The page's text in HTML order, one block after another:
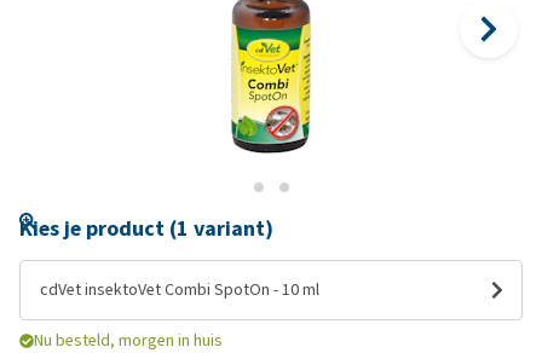
Kies je product (1 variant)
cdVet insektoVet Combi SpotOn - 10 ml
Nu besteld, morgen in huis